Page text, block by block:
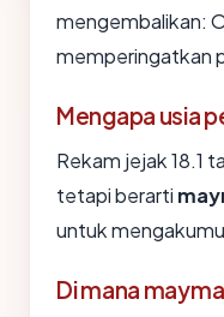
mengembalikan:
memperingatkan
Mengapa usia
Rekam jejak 18.1
tetapi berarti
untuk
Di mana